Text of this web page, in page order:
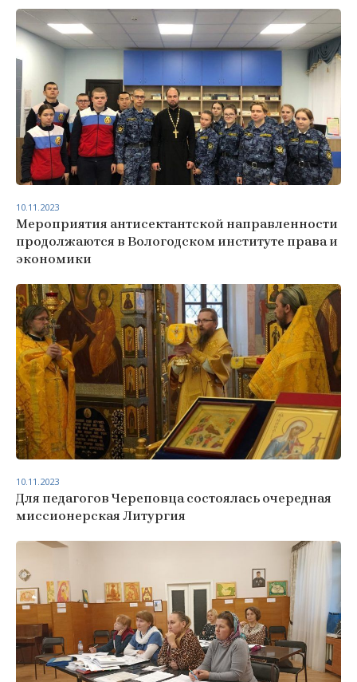
Мероприятия антисектантской направленности
продолжаются в Вологодском институте права и
экономики
10.11.2023
Для педагогов Череповца состоялась очередная
миссионерская Литургия
10.11.2023